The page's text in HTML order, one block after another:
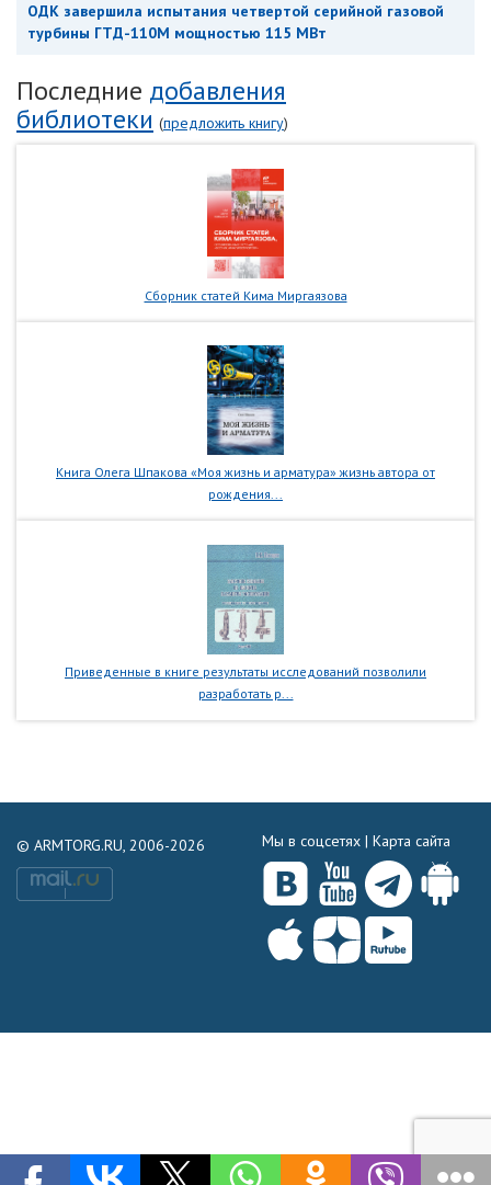
ОДК завершила испытания четвертой серийной газовой
турбины ГТД-110М мощностью 115 МВт
Последние добавления
библиотеки (предложить книгу)
Сборник статей Кима Миргаязова
Книга Олега Шпакова «Моя жизнь и арматура» жизнь автора от
рождения...
Приведенные в книге результаты исследований позволили
разработать р...
© ARMTORG.RU, 2006-2026 Мы в соцсетях | Карта сайта